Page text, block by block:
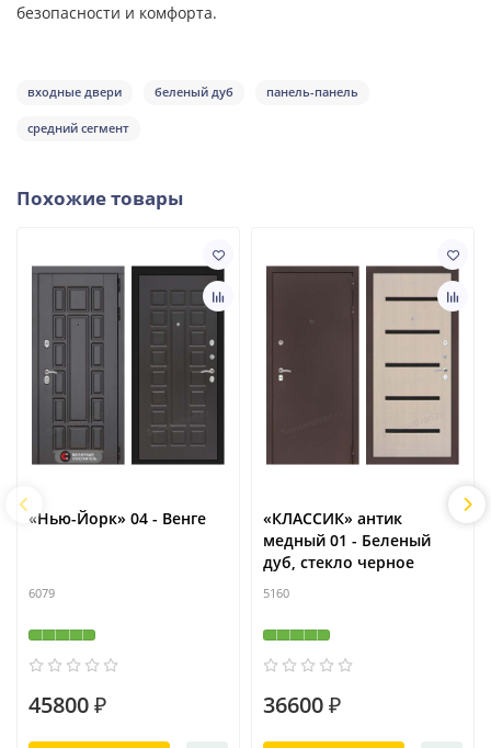
безопасности и комфорта.
входные двери беленый дуб панель-панель
средний сегмент
Похожие товары
«Нью-Йорк» 04 - Венге
6079
45800 ₽
«КЛАССИК» антик
медный 01 - Беленый
дуб, стекло черное
5160
36600 ₽